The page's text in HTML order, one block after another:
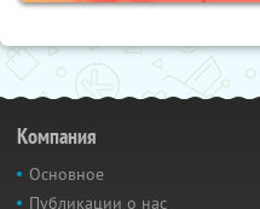
Компания
Основное
Публикации о нас